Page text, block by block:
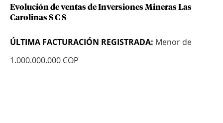
Evolución de ventas de Inversiones Mineras Las
Carolinas S C S
ÚLTIMA FACTURACIÓN REGISTRADA: Menor de
1.000.000.000 COP